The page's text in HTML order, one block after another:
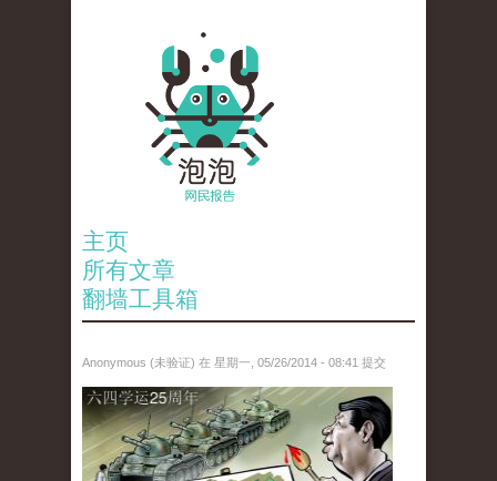
主页
所有文章
翻墙工具箱
Anonymous (未验证) 在 星期一, 05/26/2014 - 08:41 提交
paopao_tiananmen.jpg